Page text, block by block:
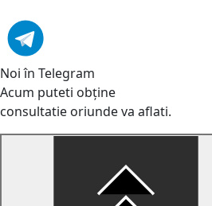
Noi în Telegram
Acum puteti obține
consultatie oriunde va aflati.